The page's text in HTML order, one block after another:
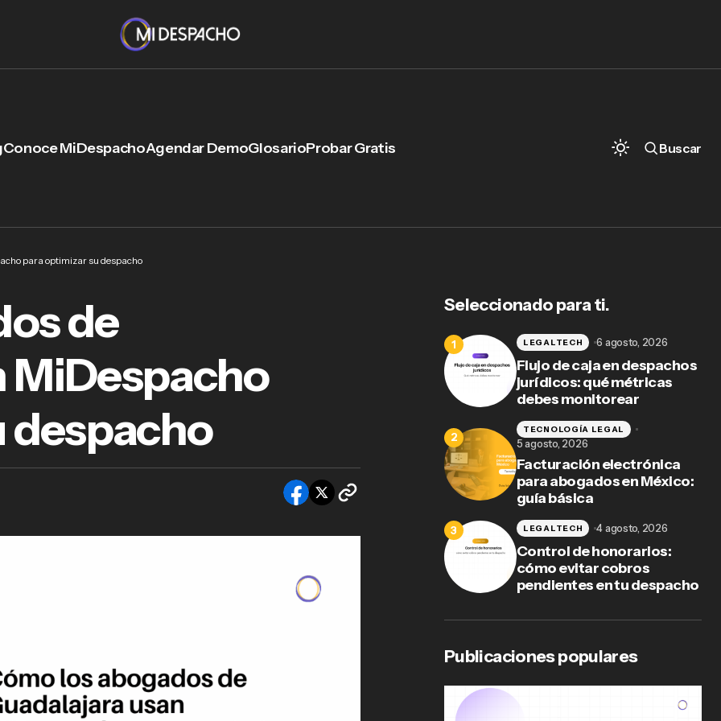
Conoce MiDespachoAgendar DemoGlosarioProbar Gratis Buscar
los abogados de Guadalajara usan MiDespacho
optimizar su despacho
para optimizar su despacho
de
MiDespacho
despacho
Seleccionado para ti.
Flujo de caja en despachos
jurídicos: qué métricas
debes monitorear
LEGALTECH 6 agosto, 2026
Facturación electrónica
para abogados en México:
guía básica
TECNOLOGÍA LEGAL
5 agosto, 2026
Control de honorarios:
cómo evitar cobros
pendientes en tu despacho
LEGALTECH 4 agosto, 2026
Publicaciones populares